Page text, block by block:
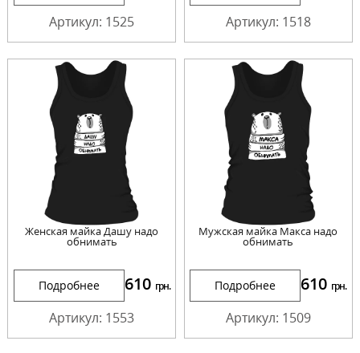
Артикул: 1525 Артикул: 1518
Женская майка Дашу надо
обнимать
Подробнее 610 грн.
Артикул: 1553
Мужская майка Макса надо
обнимать
Подробнее 610 грн.
Артикул: 1509